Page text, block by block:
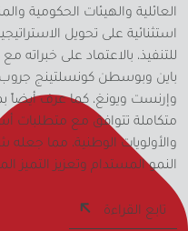
العائلية والهيئات الحكومية
استثنائية على تحويل
للتنفيذ، بالاعتماد على خبراته
باين وبوسطن كونسلتينج
وإرنست ويونغ، كما عرف أيضاً
متكاملة تتوافق مع متطلبات
والأولويات الوطنية، مما جعله
النمو المستدام وتعزيز التميز
تابع القراءة